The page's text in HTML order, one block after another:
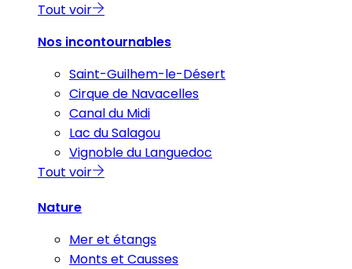
Tout voir
Nos incontournables
Saint-Guilhem-le-Désert
Cirque de Navacelles
Canal du Midi
Lac du Salagou
Vignoble du Languedoc
Tout voir
Nature
Mer et étangs
Monts et Causses